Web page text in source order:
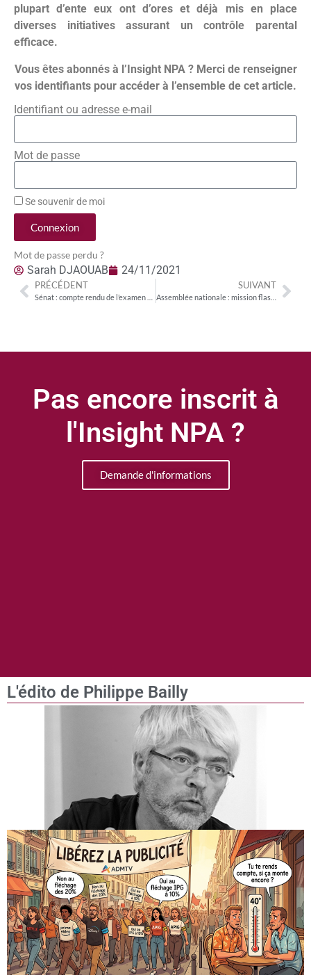
plupart d’ente eux ont d’ores et déjà mis en place
diverses initiatives assurant un contrôle parental
efficace.
Vous êtes abonnés à l’Insight NPA ? Merci de renseigner
vos identifiants pour accéder à l’ensemble de cet article.
Identifiant ou adresse e-mail
Mot de passe
Se souvenir de moi
Connexion
Mot de passe perdu ?
Sarah DJAOUAB 24/11/2021
PRÉCÉDENT SUIVANT
Assemblée nationale : mission flash sur la configuration des télécommandes de téléviseurs et des pages d’accueil des box afin de préserver la concurrence entre les acteurs
Pas encore inscrit à
l'Insight NPA ?
Demande d'informations
L'édito de Philippe Bailly